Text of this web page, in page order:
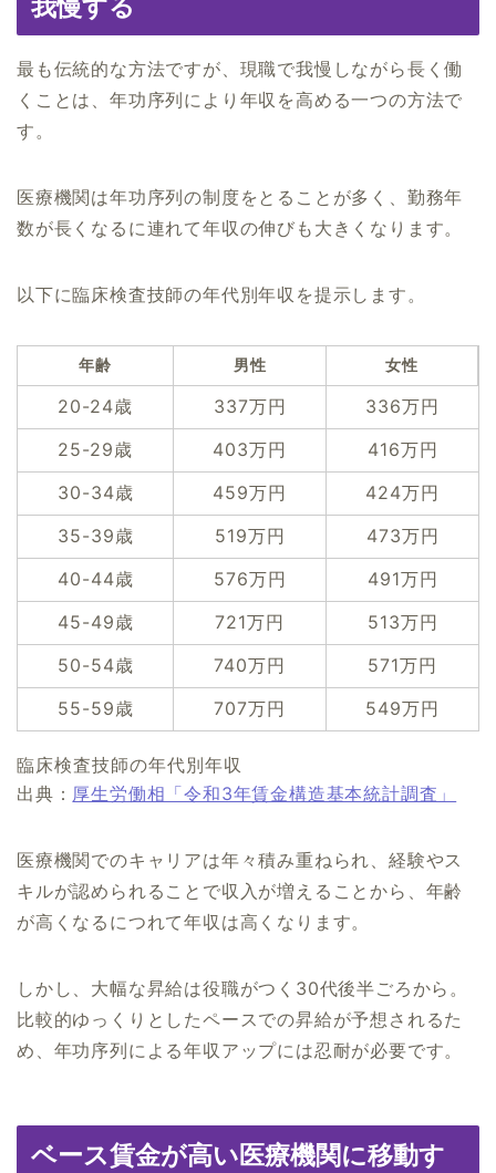
我慢する
最も伝統的な方法ですが、現職で我慢しながら長く働
くことは、年功序列により年収を高める一つの方法で
す。
医療機関は年功序列の制度をとることが多く、勤務年
数が長くなるに連れて年収の伸びも大きくなります。
以下に臨床検査技師の年代別年収を提示します。
年齢 男性 女性
20-24歳 337万円
336万円
25-29歳
403万円
416万円
30-34歳
459万円
424万円
35-39歳
519万円
473万円
40-44歳
576万円
491万円
45-49歳
721万円
513万円
50-54歳
740万円
571万円
55-59歳
707万円 549万円
臨床検査技師の年代別年収
出典： 厚生労働相「令和3年賃金構造基本統計調査」
医療機関でのキャリアは年々積み重ねられ、経験やス
キルが認められることで収入が増えることから、年齢
が高くなるにつれて年収は高くなります。
しかし、大幅な昇給は役職がつく30代後半ごろから。
比較的ゆっくりとしたペースでの昇給が予想されるた
め、年功序列による年収アップには忍耐が必要です。
ベース賃金が高い医療機関に移動す